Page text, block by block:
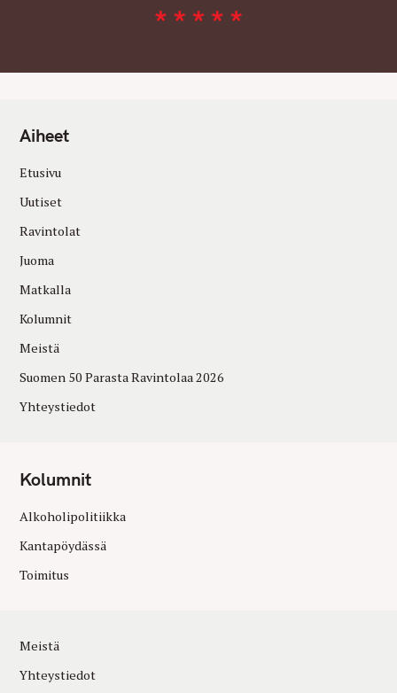
Aiheet
Etusivu
Uutiset
Ravintolat
Juoma
Matkalla
Kolumnit
Meistä
Suomen 50 Parasta Ravintolaa 2026
Yhteystiedot
Kolumnit
Alkoholipolitiikka
Kantapöydässä
Toimitus
Meistä
Yhteystiedot